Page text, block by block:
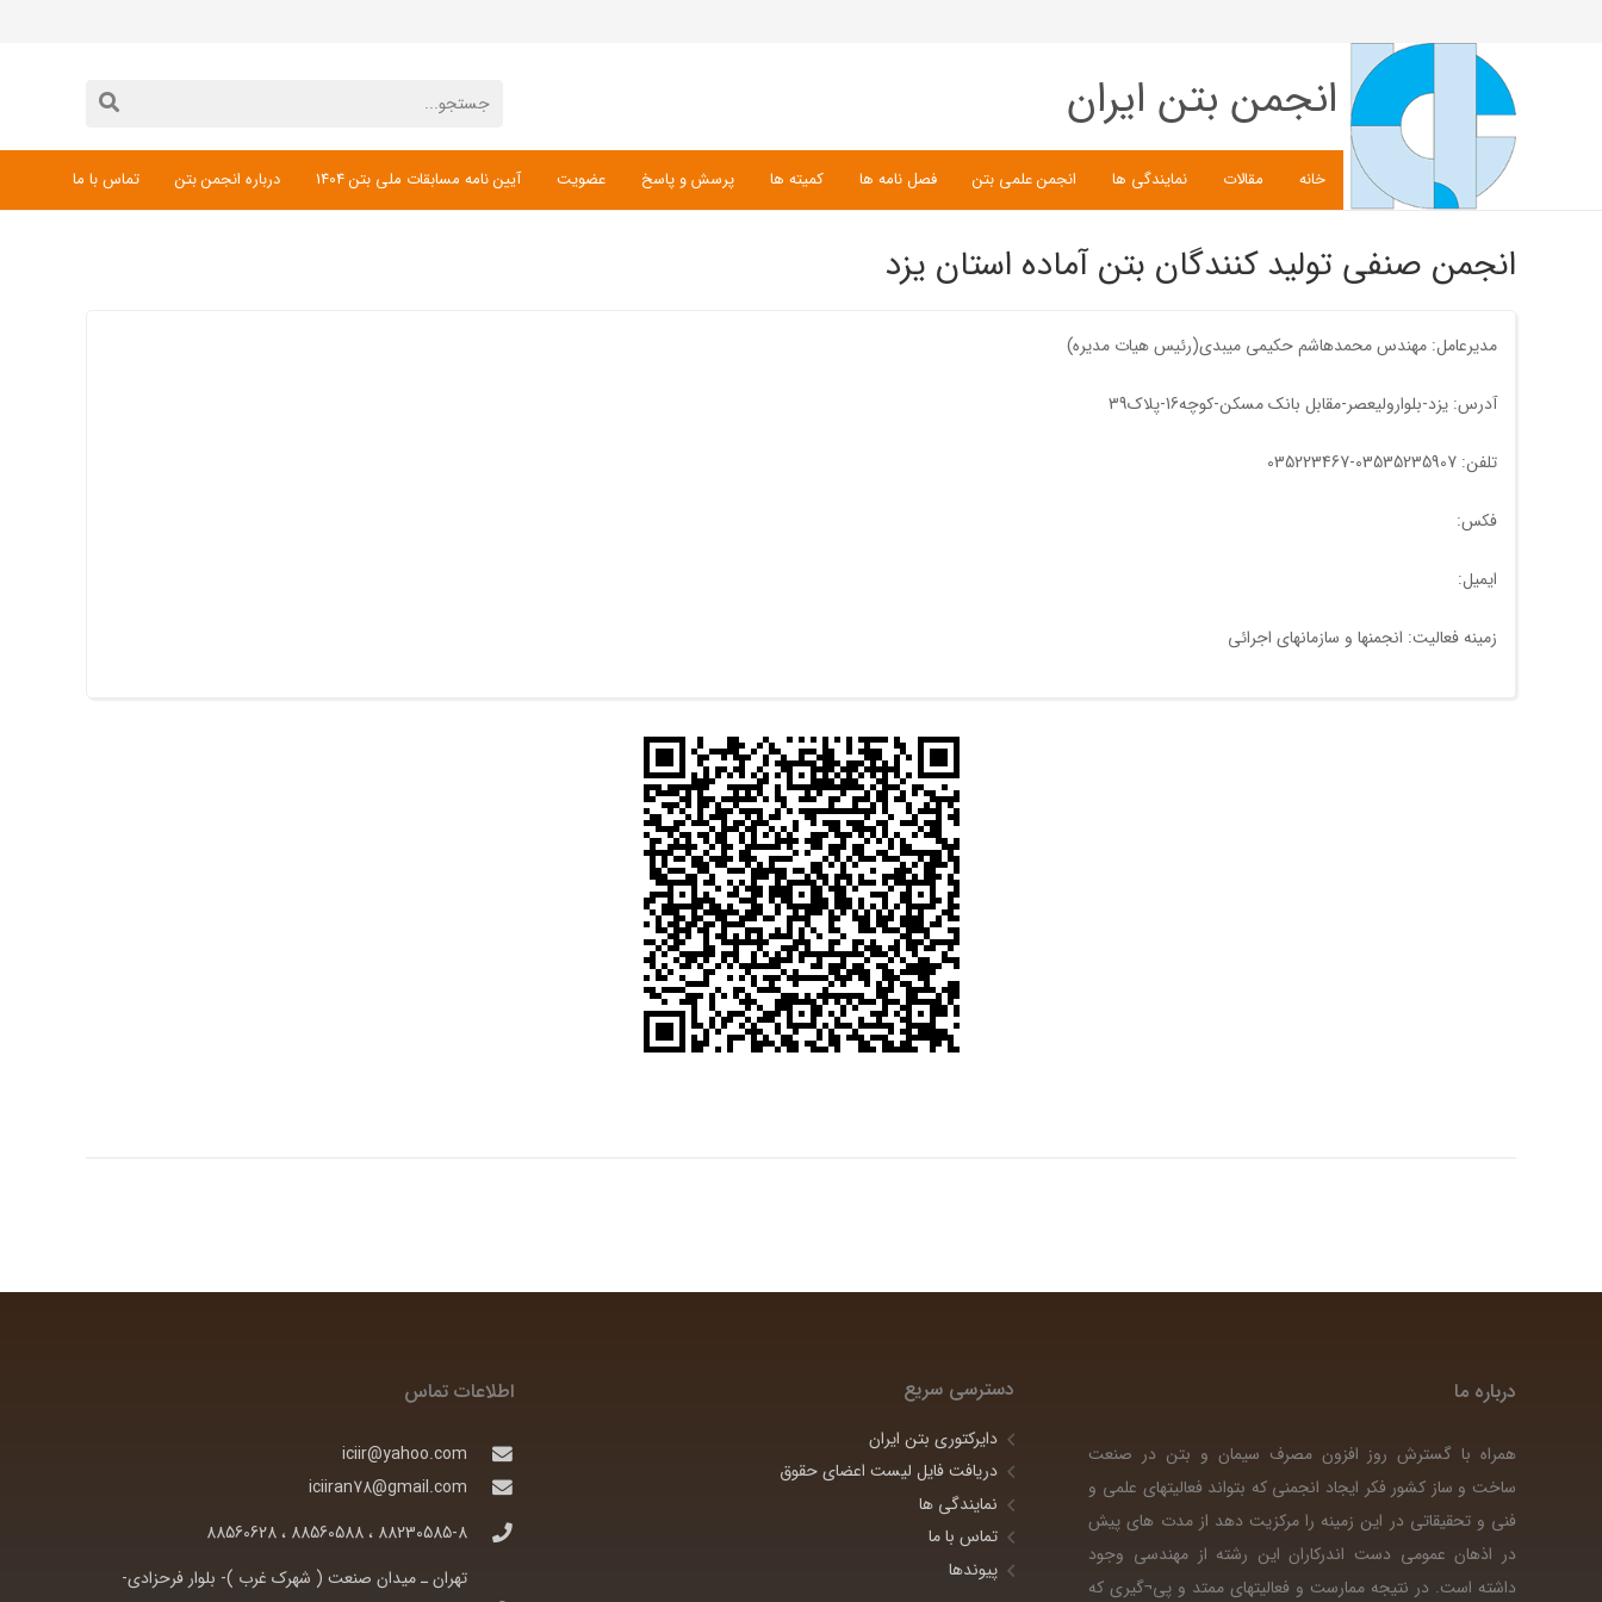
انجمن بتن ایران
خانه مقالات نمایندگی ها انجمن علمی بتن فصل نامه ها کمیته ها پرسش و پاسخ عضویت آیین نامه مسابقات ملی بتن 1404 درباره انجمن بتن تماس با ما
انجمن صنفی تولید کنندگان بتن آماده استان یزد
مدیرعامل: مهندس محمدهاشم حکیمی میبدی(رئیس هیات مدیره)
آدرس: یزد-بلوارولیعصر-مقابل بانک مسکن-کوچه16-پلاک39
تلفن: 03535235907-035223467
فکس:
ایمیل:
زمینه فعالیت: انجمنها و سازمانهای اجرائی
درباره ما
همراه با گسترش روز افزون مصرف سیمان و بتن در صنعت
ساخت و ساز کشور فکر ایجاد انجمنی که بتواند فعالیتهای علمی و
فنی و تحقیقاتی در این زمینه را مرکزیت دهد از مدت های پیش
در اذهان عمومی دست اندرکاران این رشته از مهندسی وجود
داشته است. در نتیجه ممارست و فعالیتهای ممتد و پی¬گیری که
دسترسی سریع
دایرکتوری بتن ایران
دریافت فایل لیست اعضای حقوق
نمایندگی ها
تماس با ما
پیوندها
اطلاعات تماس
iciir@yahoo.com
iciiran78@gmail.com
88230585-8 ، 88560588 ، 88560628
تهران ـ ميدان صنعت ( شهرک غرب )- بلوار فرحزادی-